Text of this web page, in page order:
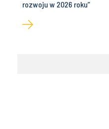
rozwoju w 2026 roku”